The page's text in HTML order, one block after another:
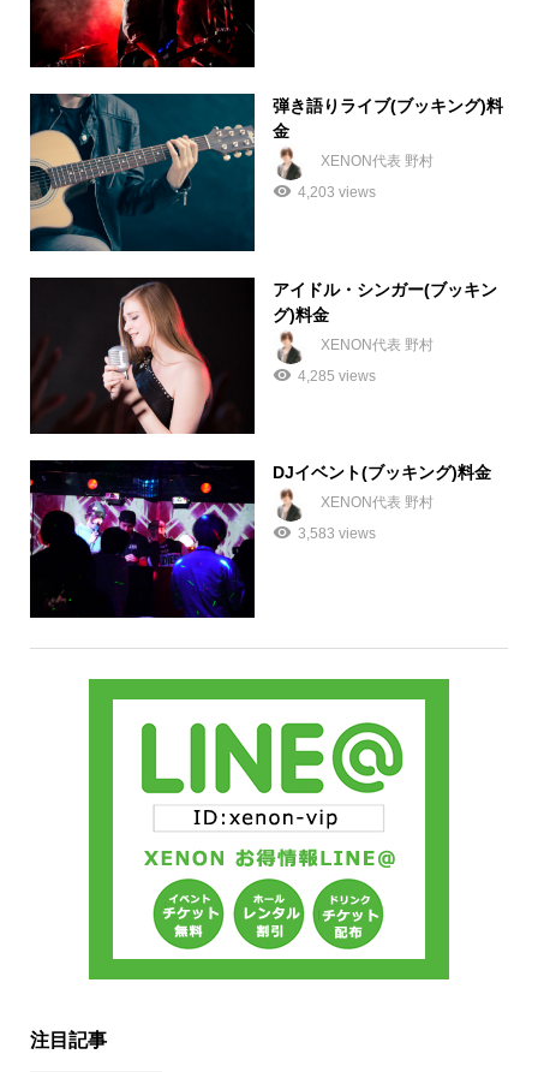
弾き語りライブ(ブッキング)料
金
XENON代表 野村
4,203 views
アイドル・シンガー(ブッキン
グ)料金
XENON代表 野村
4,285 views
DJイベント(ブッキング)料金
XENON代表 野村
3,583 views
注目記事